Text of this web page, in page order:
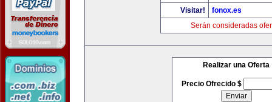
Visitar!
fonox.es
Serán consideradas
Realizar una Oferta
Precio Ofrecido $